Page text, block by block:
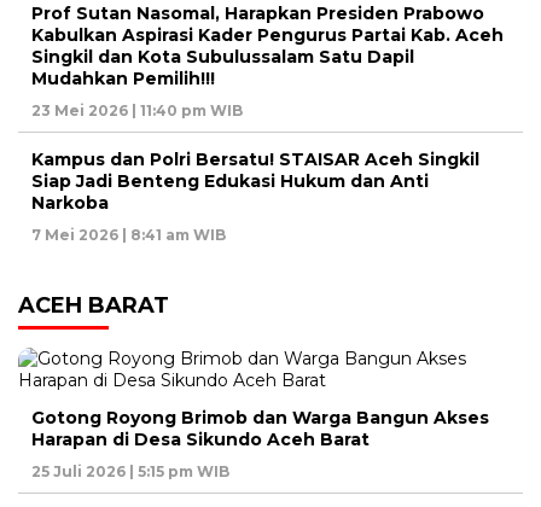
Prof Sutan Nasomal, Harapkan Presiden Prabowo
Kabulkan Aspirasi Kader Pengurus Partai Kab. Aceh
Singkil dan Kota Subulussalam Satu Dapil
Mudahkan Pemilih!!!
23 Mei 2026 | 11:40 pm WIB
Kampus dan Polri Bersatu! STAISAR Aceh Singkil
Siap Jadi Benteng Edukasi Hukum dan Anti
Narkoba
7 Mei 2026 | 8:41 am WIB
ACEH BARAT
Gotong Royong Brimob dan Warga Bangun Akses
Harapan di Desa Sikundo Aceh Barat
25 Juli 2026 | 5:15 pm WIB